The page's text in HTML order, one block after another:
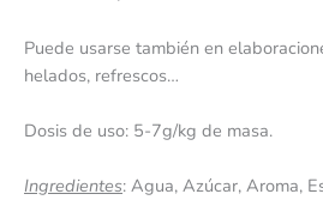
Puede usarse también en
helados, refrescos…
Dosis de uso: 5-7g/kg de masa.
Ingredientes: Agua, Azúcar, Aroma,